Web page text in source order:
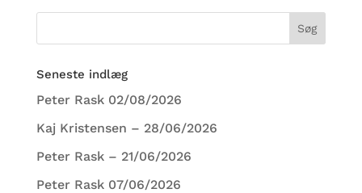
Seneste indlæg
Peter Rask 02/08/2026
Kaj Kristensen – 28/06/2026
Peter Rask – 21/06/2026
Peter Rask 07/06/2026